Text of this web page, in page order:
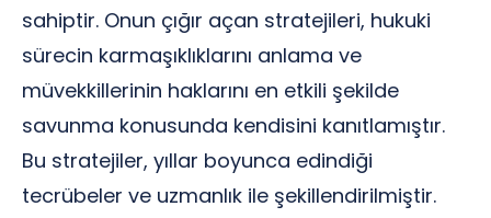
sahiptir. Onun çığır açan stratejileri, hukuki
sürecin karmaşıklıklarını anlama ve
müvekkillerinin haklarını en etkili şekilde
savunma konusunda kendisini kanıtlamıştır.
Bu stratejiler, yıllar boyunca edindiği
tecrübeler ve uzmanlık ile şekillendirilmiştir.